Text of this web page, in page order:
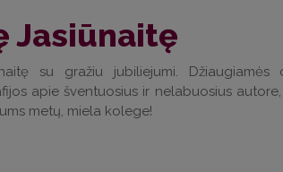
Jasiūnaitę
su gražiu jubiliejumi.
apie šventuosius ir nelabuosius
metų, miela kolege!